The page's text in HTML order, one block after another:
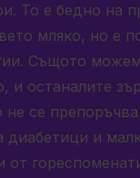
То е бедно на
мляко, но е
Същото
и останалите
не се препоръчва
диабетици и
от